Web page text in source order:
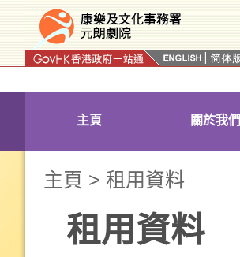
主頁 關於我們
主頁 > 租用資料
租用資料